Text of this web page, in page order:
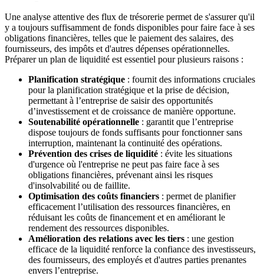
Une analyse attentive des flux de trésorerie permet de s'assurer qu'il
y a toujours suffisamment de fonds disponibles pour faire face à ses
obligations financières, telles que le paiement des salaires, des
fournisseurs, des impôts et d'autres dépenses opérationnelles.
Préparer un plan de liquidité est essentiel pour plusieurs raisons :
Planification stratégique : fournit des informations cruciales
pour la planification stratégique et la prise de décision,
permettant à l’entreprise de saisir des opportunités
d’investissement et de croissance de manière opportune.
Soutenabilité opérationnelle : garantit que l’entreprise
dispose toujours de fonds suffisants pour fonctionner sans
interruption, maintenant la continuité des opérations.
Prévention des crises de liquidité : évite les situations
d'urgence où l'entreprise ne peut pas faire face à ses
obligations financières, prévenant ainsi les risques
d'insolvabilité ou de faillite.
Optimisation des coûts financiers : permet de planifier
efficacement l’utilisation des ressources financières, en
réduisant les coûts de financement et en améliorant le
rendement des ressources disponibles.
Amélioration des relations avec les tiers : une gestion
efficace de la liquidité renforce la confiance des investisseurs,
des fournisseurs, des employés et d'autres parties prenantes
envers l’entreprise.